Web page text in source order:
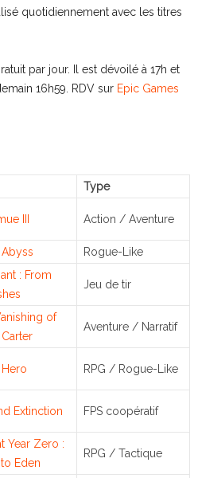
quotidiennement avec les titres
par jour. Il est dévoilé à 17h et
16h59. RDV sur Epic Games
Type
III Action / Aventure
Rogue-Like
: From
Jeu de tir
of
Carter
Aventure / Narratif
Hero RPG / Rogue-Like
Extinction FPS coopératif
Year Zero :
Eden
RPG / Tactique